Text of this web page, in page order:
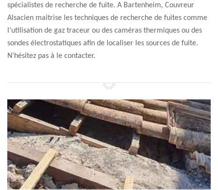
spécialistes de recherche de fuite. A Bartenheim, Couvreur
Alsacien maitrise les techniques de recherche de fuites comme
l’utilisation de gaz traceur ou des caméras thermiques ou des
sondes électrostatiques afin de localiser les sources de fuite.
N’hésitez pas à le contacter.